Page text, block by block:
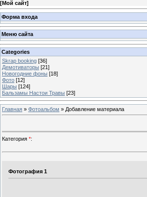
[Мой сайт]
Форма входа
Меню сайта
Categories
Skrap booking [36]
Демотиваторы [21]
Новогодние фоны [18]
Фото [12]
Шары [124]
Бальзамы Настои Травы [23]
Главная » Фотоальбом » Добавление материала
Категория *:
Фотография 1